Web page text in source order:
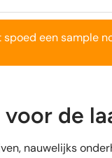
een sample
de
nauwelijks